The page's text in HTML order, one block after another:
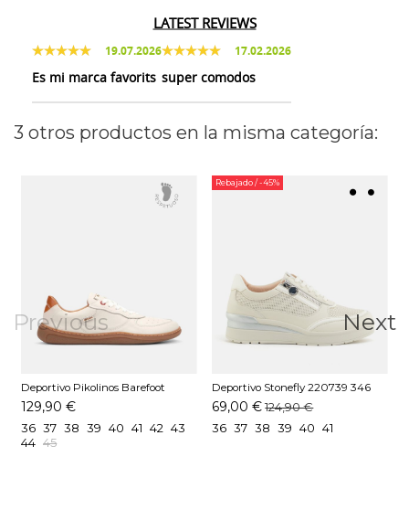
LATEST REVIEWS
19.07.2026
Es mi marca favorits
17.02.2026
super comodos
3 otros productos en la misma categoría:
Previous
Deportivo Pikolinos Barefoot
Aranjuez Nata
129,90 €
36 37 38 39 40 41 42 43
44 45
Rebajado/ -45%
Deportivo Stonefly 220739 346
Blanco
69,00 € 124,90 €
36 37 38 39 40 41
Next